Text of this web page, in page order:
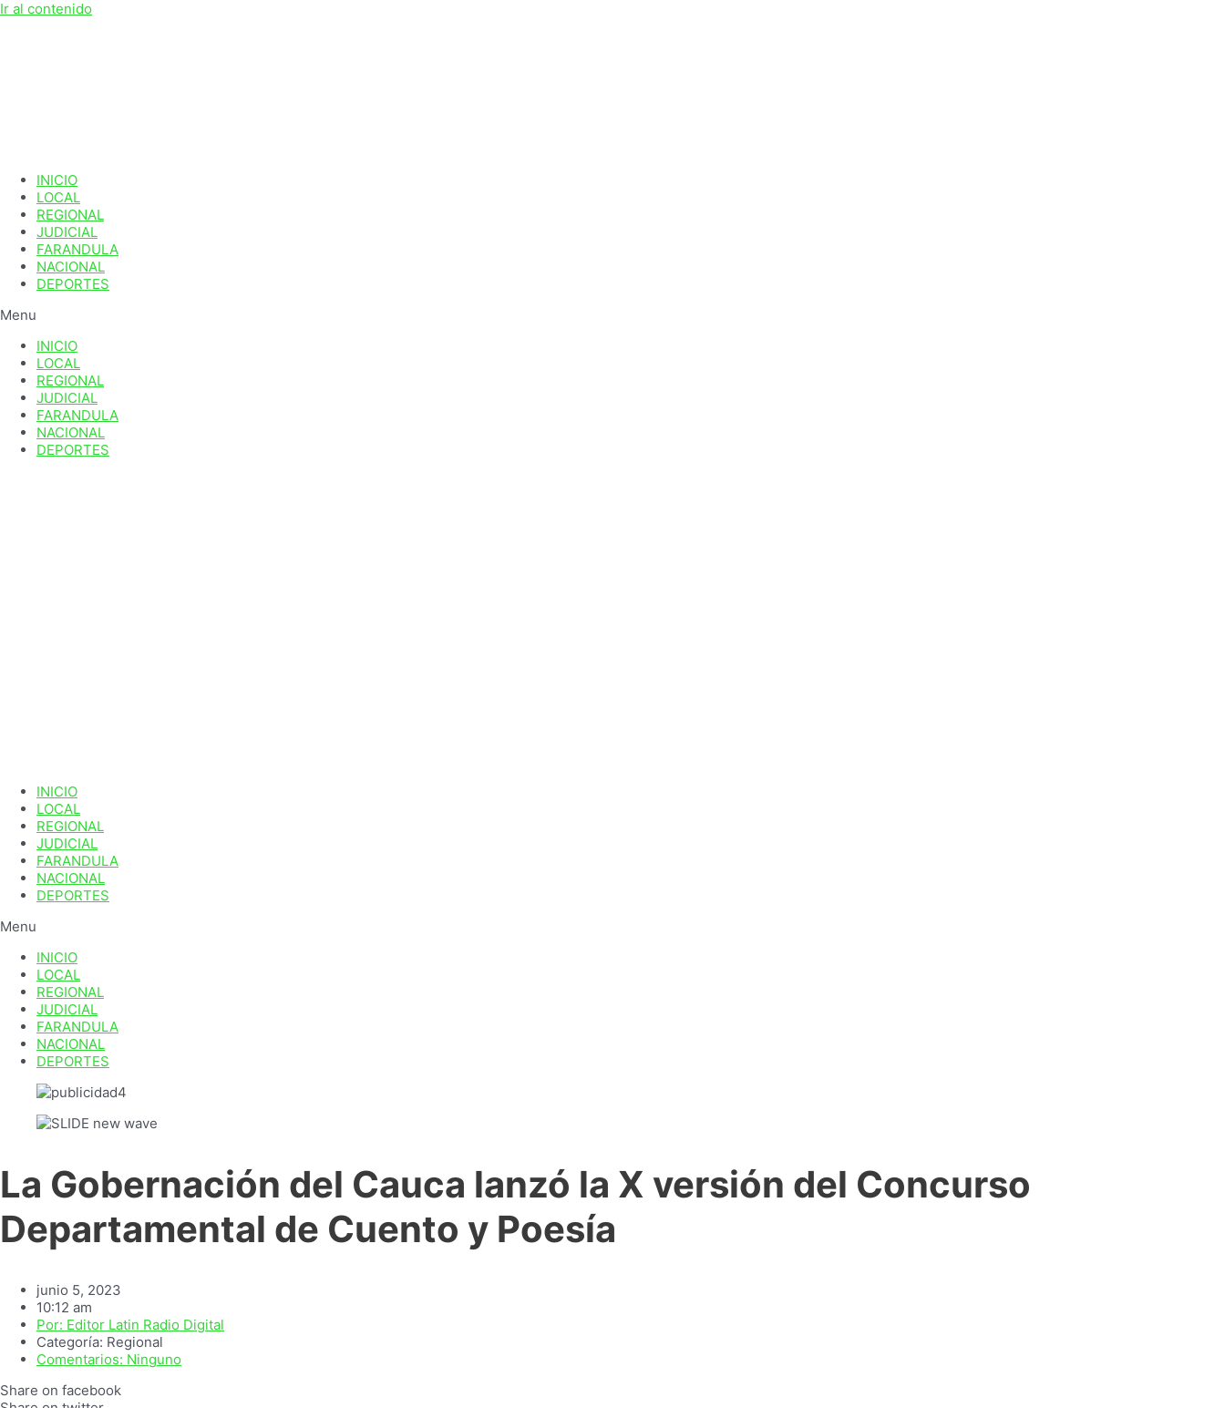
Ir al contenido
INICIO
LOCAL
REGIONAL
JUDICIAL
FARANDULA
NACIONAL
DEPORTES
Menu
INICIO
LOCAL
REGIONAL
JUDICIAL
FARANDULA
NACIONAL
DEPORTES
INICIO
LOCAL
REGIONAL
JUDICIAL
FARANDULA
NACIONAL
DEPORTES
Menu
INICIO
LOCAL
REGIONAL
JUDICIAL
FARANDULA
NACIONAL
DEPORTES
La Gobernación del Cauca lanzó la X versión del Concurso
Departamental de Cuento y Poesía
junio 5, 2023
10:12 am
Por: Editor Latin Radio Digital
Categoría: Regional
Comentarios: Ninguno
Share on facebook